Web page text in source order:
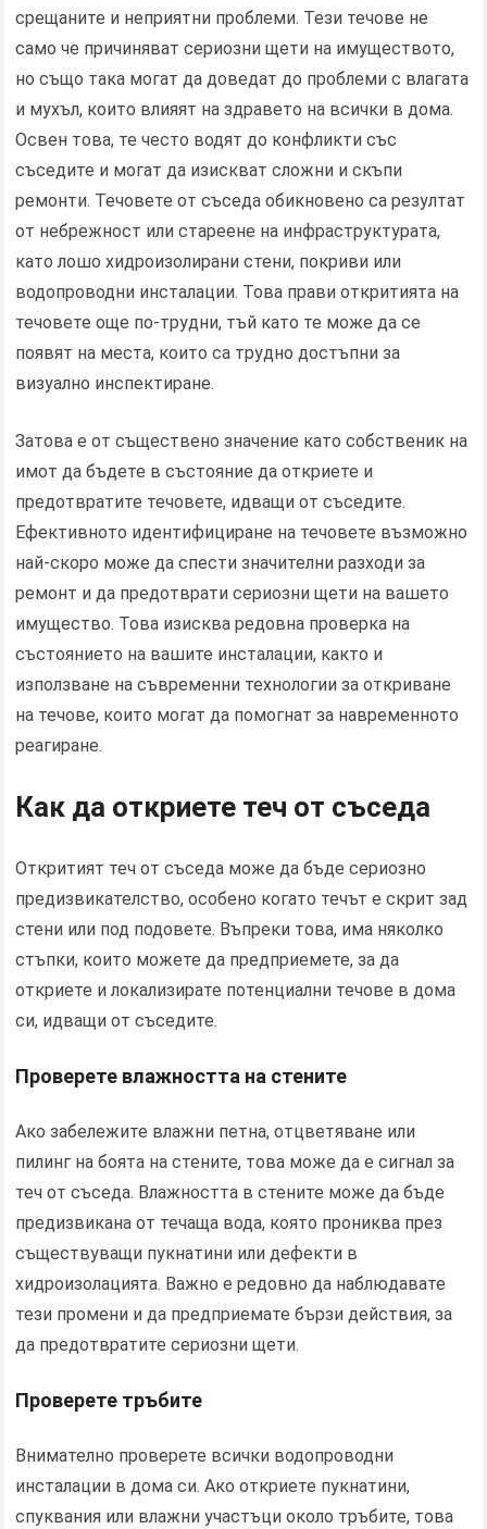
срещаните и неприятни проблеми. Тези течове не
само че причиняват сериозни щети на имуществото,
но също така могат да доведат до проблеми с влагата
и мухъл, които влияят на здравето на всички в дома.
Освен това, те често водят до конфликти със
съседите и могат да изискват сложни и скъпи
ремонти. Течовете от съседа обикновено са резултат
от небрежност или стареене на инфраструктурата,
като лошо хидроизолирани стени, покриви или
водопроводни инсталации. Това прави откритията на
течовете още по-трудни, тъй като те може да се
появят на места, които са трудно достъпни за
визуално инспектиране.
Затова е от съществено значение като собственик на
имот да бъдете в състояние да откриете и
предотвратите течовете, идващи от съседите.
Ефективното идентифициране на течовете възможно
най-скоро може да спести значителни разходи за
ремонт и да предотврати сериозни щети на вашето
имущество. Това изисква редовна проверка на
състоянието на вашите инсталации, както и
използване на съвременни технологии за откриване
на течове, които могат да помогнат за навременното
реагиране.
Как да откриете теч от съседа
Откритият теч от съседа може да бъде сериозно
предизвикателство, особено когато течът е скрит зад
стени или под подовете. Въпреки това, има няколко
стъпки, които можете да предприемете, за да
откриете и локализирате потенциални течове в дома
си, идващи от съседите.
Проверете влажността на стените
Ако забележите влажни петна, отцветяване или
пилинг на боята на стените, това може да е сигнал за
теч от съседа. Влажността в стените може да бъде
предизвикана от течаща вода, която прониква през
съществуващи пукнатини или дефекти в
хидроизолацията. Важно е редовно да наблюдавате
тези промени и да предприемате бързи действия, за
да предотвратите сериозни щети.
Проверете тръбите
Внимателно проверете всички водопроводни
инсталации в дома си. Ако откриете пукнатини,
спуквания или влажни участъци около тръбите, това